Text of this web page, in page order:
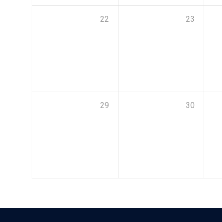
22 23
29 30